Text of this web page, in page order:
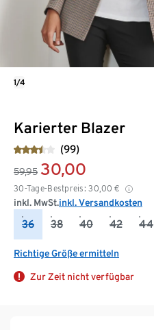
Karierter Blazer
(99)
59,95 30,00
30-Tage-Bestpreis: 30,00 €
inkl. MwSt.inkl. Versandkosten
36 38 40 42 44
Richtige Größe ermitteln
Zur Zeit nicht verfügbar
1/4